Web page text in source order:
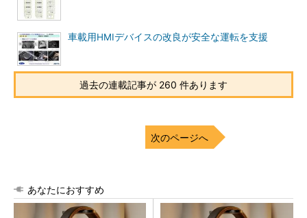
車載用HMIデバイスの改良が安全な運転を支援
過去の連載記事が 260 件あります
次のページへ
あなたにおすすめ